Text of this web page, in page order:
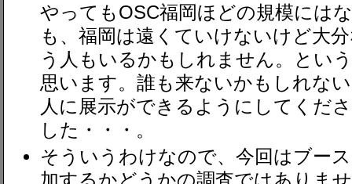
やってもOSC福岡ほどの規模には
も、福岡は遠くていけないけど大
う人もいるかもしれません。とい
思います。誰も来ないかもしれな
人に展示ができるようにしてくだ
した・・・。
そういうわけなので、今回はブー
加するかどうかの調査ではありま